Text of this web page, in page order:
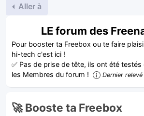
Aller à
LE forum des
Pour booster ta Freebox ou te faire
hi-tech c'est ici !
✅ Pas de prise de tête, ils ont été
les Membres du forum !
Dernier
🚀 Booste ta Freebox